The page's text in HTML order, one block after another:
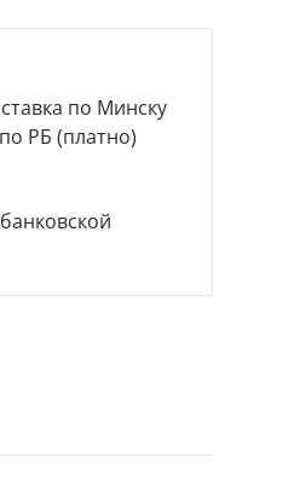
по Минску
РБ (платно)